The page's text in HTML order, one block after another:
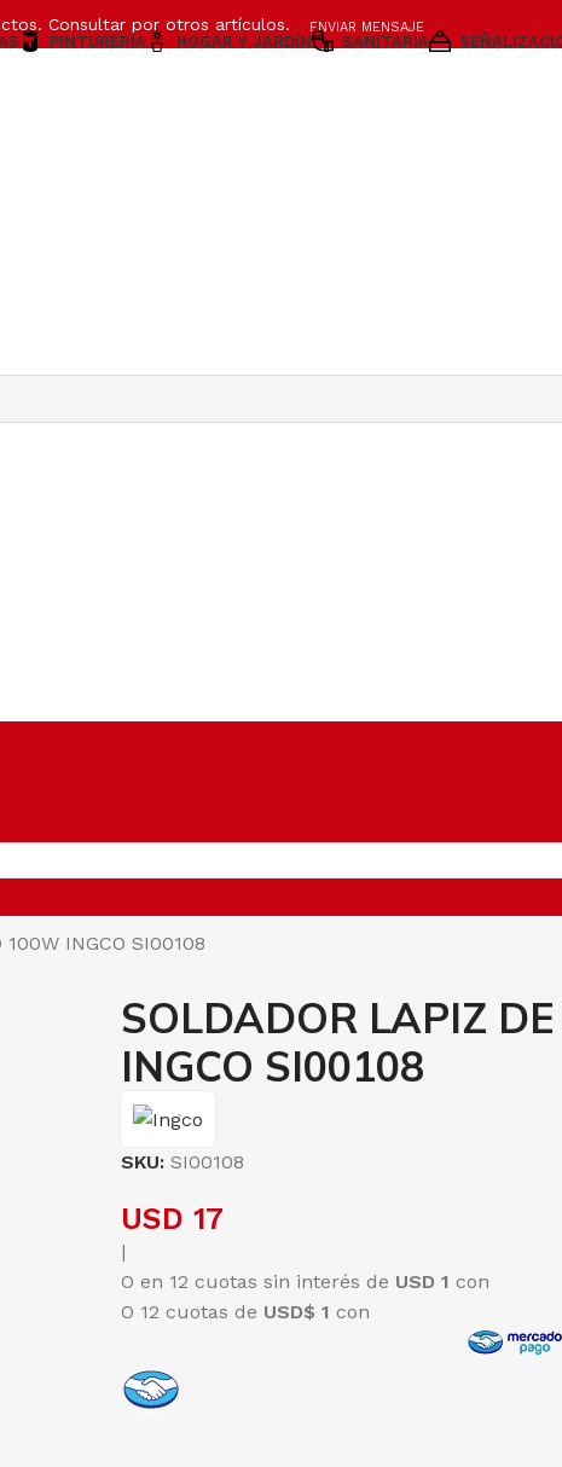
PINTURERÍA HOGAR Y JARDÍN SANITARIA
100W INGCO SI00108
SOLDADOR LAPIZ
INGCO SI00108
SKU: SI00108
USD 17
|
O en 12 cuotas sin interés de USD 1 con
O 12 cuotas de USD$ 1 con
Consultar por otros artículos. ENVIAR MENSAJE